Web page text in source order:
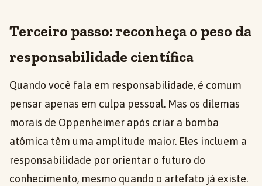
Terceiro passo: reconheça o peso da
responsabilidade científica
Quando você fala em responsabilidade, é comum
pensar apenas em culpa pessoal. Mas os dilemas
morais de Oppenheimer após criar a bomba
atômica têm uma amplitude maior. Eles incluem a
responsabilidade por orientar o futuro do
conhecimento, mesmo quando o artefato já existe.